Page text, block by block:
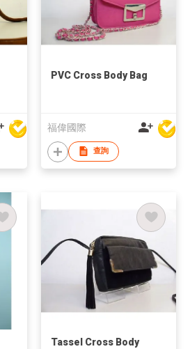
PVC Cross Body Bag
福偉國際
查詢
Tassel Cross Body